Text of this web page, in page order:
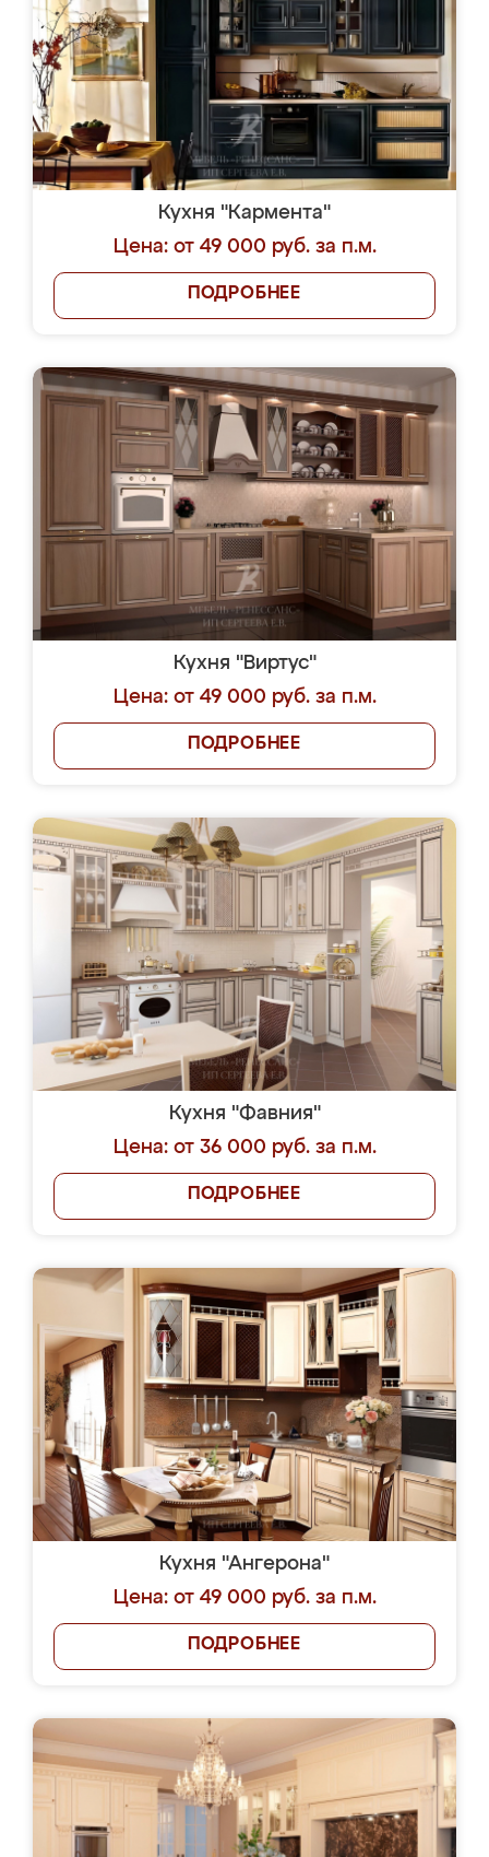
Кухня "Кармента"
Цена: от 49 000 руб. за п.м.
ПОДРОБНЕЕ
Кухня "Виртус"
Цена: от 49 000 руб. за п.м.
ПОДРОБНЕЕ
Кухня "Фавния"
Цена: от 36 000 руб. за п.м.
ПОДРОБНЕЕ
Кухня "Ангерона"
Цена: от 49 000 руб. за п.м.
ПОДРОБНЕЕ